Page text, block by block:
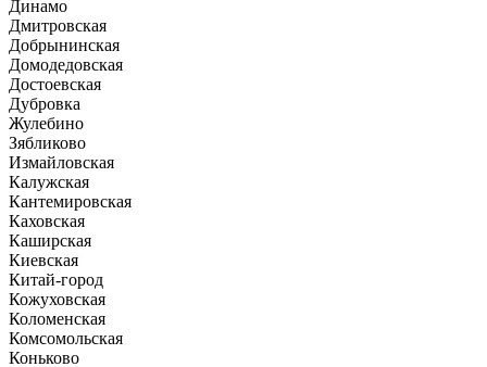
Динамо
Дмитровская
Добрынинская
Домодедовская
Достоевская
Дубровка
Жулебино
Зябликово
Измайловская
Калужская
Кантемировская
Каховская
Каширская
Киевская
Китай-город
Кожуховская
Коломенская
Комсомольская
Коньково